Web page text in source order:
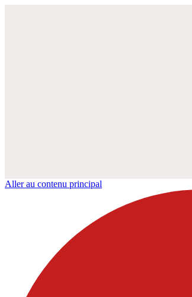
Aller au contenu principal